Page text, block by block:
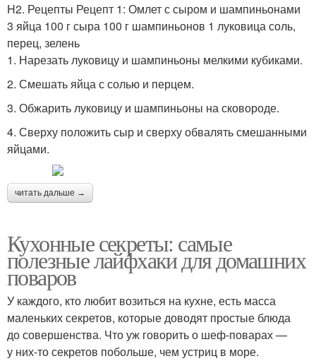
H2. Рецепты Рецепт 1: Омлет с сыром и шампиньонами
3 яйца 100 г сыра 100 г шампиньонов 1 луковица соль,
перец, зелень
1. Нарезать луковицу и шампиньоны мелкими кубиками.
2. Смешать яйца с солью и перцем.
3. Обжарить луковицу и шампиньоны на сковороде.
4. Сверху положить сыр и сверху обвалять смешанными
яйцами.
читать дальше →
Кухонные секреты: самые
полезные лайфхаки для домашних
поваров
У каждого, кто любит возиться на кухне, есть масса
маленьких секретов, которые доводят простые блюда
до совершенства. Что уж говорить о шеф-поварах —
у них-то секретов побольше, чем устриц в море.